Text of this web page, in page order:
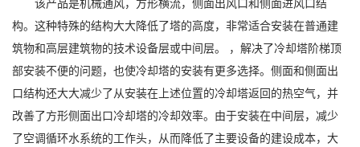
构。这种特殊的结构大大降低了塔的高度，非常适合安装在普通建
筑物和高层建筑物的技术设备层或中间层。 ，解决了冷却塔阶梯顶
部安装不便的问题，也使冷却塔的安装有更多选择。侧面和侧面出
口结构还大大减少了从安装在上述位置的冷却塔返回的热空气，并
改善了方形侧面出口冷却塔的冷却效率。由于安装在中间层，减少
了空调循环水系统的工作头，从而降低了主要设备的建设成本，大